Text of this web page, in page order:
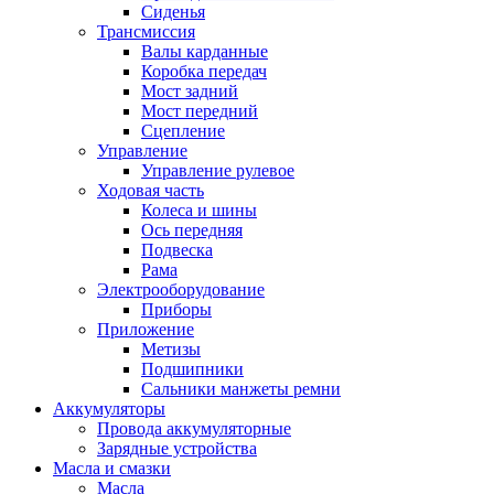
Сиденья
Трансмиссия
Валы карданные
Коробка передач
Мост задний
Мост передний
Сцепление
Управление
Управление рулевое
Ходовая часть
Колеса и шины
Ось передняя
Подвеска
Рама
Электрооборудование
Приборы
Приложение
Метизы
Подшипники
Сальники манжеты ремни
Аккумуляторы
Провода аккумуляторные
Зарядные устройства
Масла и смазки
Масла